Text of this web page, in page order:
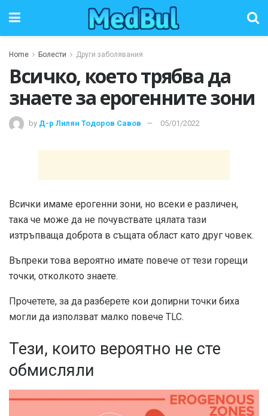
Home Болести Други заболявания
Всичко, което трябва да
знаете за ерогенните зони
by Д-р Лилян Тодоров Савов 05/01/2022
Всички имаме ерогенни зони, но всеки е различен,
така че може да не почувствате цялата тази
изтръпваща доброта в същата област като друг човек.
Въпреки това вероятно имате повече от тези горещи
точки, отколкото знаете.
Прочетете, за да разберете кои допирни точки биха
могли да използват малко повече TLC.
Тези, които вероятно не сте
обмисляли